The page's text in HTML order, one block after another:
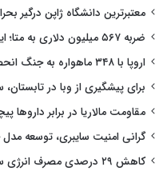
معتبرترین دانشگاه ژاپن درگیر
ضربه ۵۶۷ میلیون دلاری به متا؛ اینستاگرام زیر تیغ دادگاه
اروپا با ۳۴۸ ماهواره به جنگ انحصار استارلینک می‌رود
برای پیشگیری از وبا در
مقاومت مالاریا در برابر داروها
گرانی امنیت سایبری، توسعه
کاهش ۲۹ درصدی مصرف انرژی ساختمان‌ها با یک طراحی هوشمند